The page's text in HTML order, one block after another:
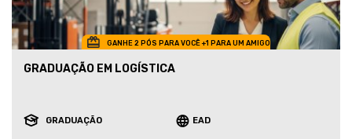
GANHE 2 PÓS PARA VOCÊ +1 PARA UM AMIGO
GRADUAÇÃO EM LOGÍSTICA
GRADUAÇÃO EAD